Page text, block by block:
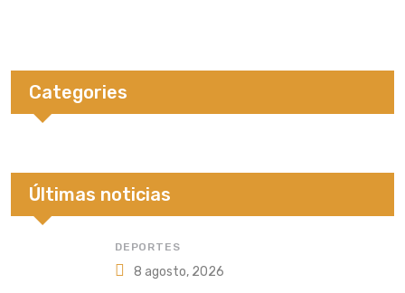
Categories
Últimas noticias
DEPORTES
8 agosto, 2026